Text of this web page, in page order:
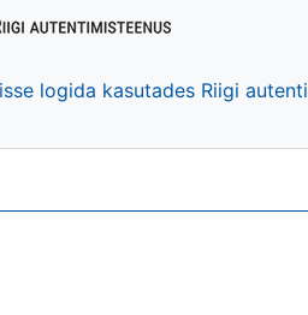
logida kasutades Riigi